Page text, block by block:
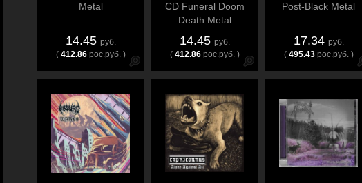
Metal
14.45 руб.
( 412.86 рос.руб. )
CD Funeral Doom
Death Metal
14.45 руб.
( 412.86 рос.руб. )
Post-Black Metal
17.34 руб.
( 495.43 рос.руб. )